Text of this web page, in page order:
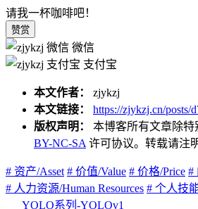
请我一杯咖啡吧！
赞赏
微信
支付宝
本文作者： zjykzj
本文链接：
https://zjykzj.cn/posts/
版权声明： 本博客所有文章除特
BY-NC-SA 许可协议。转载请注
# 资产/Asset # 价值/Value # 价格/Price #
# 人力资源/Human Resources # 个人技
YOLO系列-YOLOv1